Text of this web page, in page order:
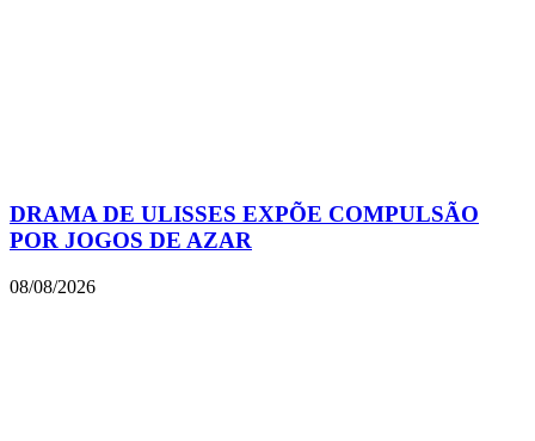
DRAMA DE ULISSES EXPÕE COMPULSÃO
POR JOGOS DE AZAR
08/08/2026